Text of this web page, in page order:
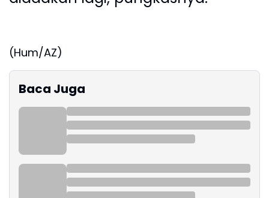
(Hum/AZ)
Baca Juga